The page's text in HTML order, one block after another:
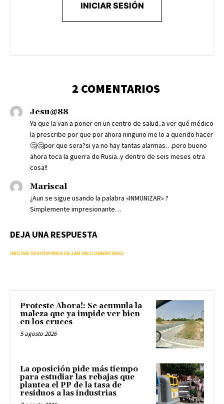
INICIAR SESIÓN
2 COMENTARIOS
Jesu@88
Ya que la van a poner en un centro de salud..a ver qué médico
la prescribe por que por ahora ninguno me lo a querido hacer
🤔🤔por que sera?si ya no hay tantas alarmas…pero bueno
ahora toca la guerra de Rusia..y dentro de seis meses otra
cosa!!
Mariscal
¿Aun se sigue usando la palabra «INMUNIZAR» ?
Simplemente impresionante…
DEJA UNA RESPUESTA
INICIAR SESIÓN PARA DEJAR UN COMENTARIO
Proteste Ahora!: Se acumula la
maleza que ya impide ver bien
en los cruces
5 agosto 2026
La oposición pide más tiempo
para estudiar las rebajas que
plantea el PP de la tasa de
residuos a las industrias